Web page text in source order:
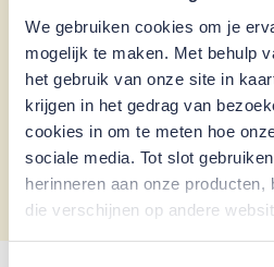
We gebruiken cookies om je
mogelijk te maken. Met behulp
het gebruik van onze site in
krijgen in het gedrag van
cookies in om te meten hoe
sociale media. Tot slot
herinneren aan onze producten,
die verschijnen op andere
invers)
Stappenplan
via Invers